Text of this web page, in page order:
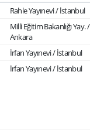
Rahle Yayınevi / İstanbul
Milli Eğitim Bakanlığı Yay. /
Ankara
İrfan Yayınevi / İstanbul
İrfan Yayınevi / İstanbul